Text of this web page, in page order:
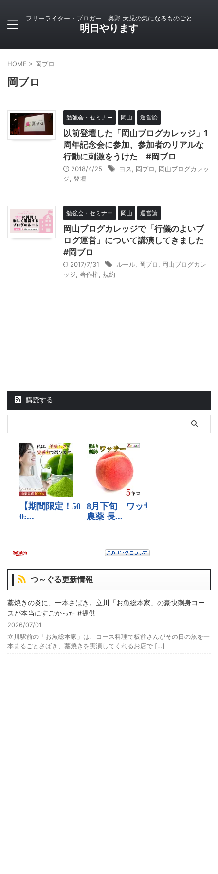
フリーライター・ブロガー 奥野 大児の気になるものごと
明日やります
HOME > 岡ブロ
岡ブロ
勉強会・セミナー 岡山 運営論
以前登壇した「岡山ブログカレッジ」1
周年記念会に参加、参加者のリアルな
行動に刺激をうけた #岡ブロ
2018/4/25 ヨス 岡ブロ
岡山ブログカレッ
ジ 登壇
勉強会・セミナー 岡山 運営論
岡山ブログカレッジで「行儀のよいブ
ログ運営」について講演してきました
#岡ブロ
2017/7/31 ルール 岡ブロ
岡山ブログカレ
ッジ 著作権 規約
購読する
つ～ぐる更新情報
藁焼きの炎に、一本さばき。立川「お魚総本家」の豪快刺身コー
スが本当にすごかった #提供
2026/07/01
立川駅前の「お魚総本家」は、コース料理で板前さんがその日の魚を一
本まるごとさばき、藁焼きを実演してくれるお店で […]